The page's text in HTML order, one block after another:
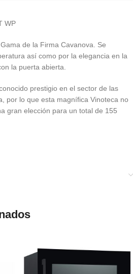
WP
de la Firma Cavanova. Se
así como por la elegancia en la
la puerta abierta.
prestigio en el sector de las
por lo que esta magnífica Vinoteca no
gran elección para un total de 155